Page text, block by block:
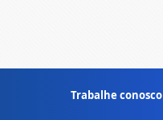
Trabalhe conosco